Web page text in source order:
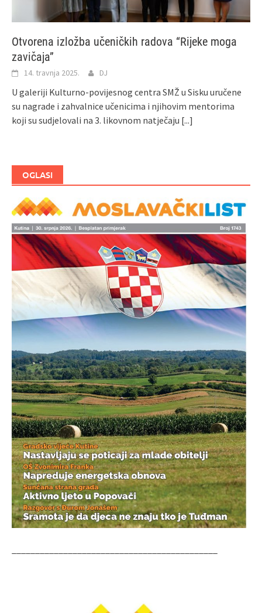
Otvorena izložba učeničkih radova “Rijeke moga
zavičaja”
14. travnja 2025. DJ
U galeriji Kulturno-povijesnog centra SMŽ u Sisku uručene
su nagrade i zahvalnice učenicima i njihovim mentorima
koji su sudjelovali na 3. likovnom natječaju [...]
OGLASI